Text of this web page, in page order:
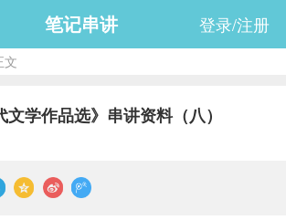
笔记串讲 登录/注册
文
学作品选》串讲资料（八）